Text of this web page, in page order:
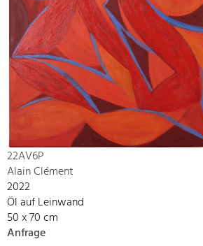
22AV6P
Alain Clément
2022
Öl auf Leinwand
50 x 70 cm
Anfrage